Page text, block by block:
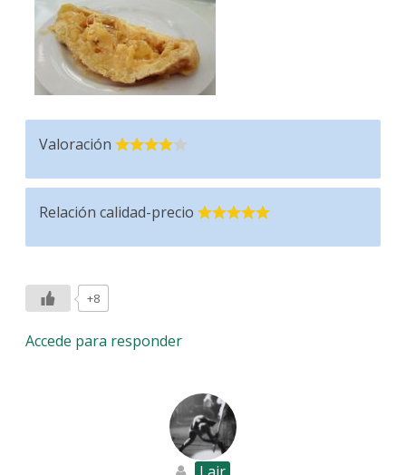
Valoración
Relación calidad-precio
+8
Accede para responder